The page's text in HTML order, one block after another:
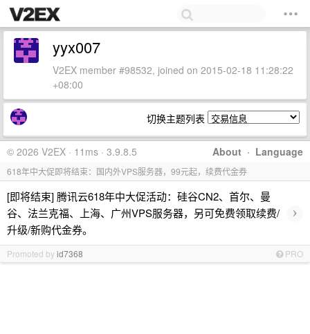
yyx007
V2EX member #98532, joined on 2015-02-18 11:28:22
+08:00
切换主题列表
About · Language
© 2026 V2EX · 11ms · 3.9.8.5
618年中大促即将结束：国内外VPS服务器，99元起，续费代金券
[即将结束] 腾讯云618年中大促活动：硅谷CN2、首尔、曼
谷、法兰克福、上海、广州VPS服务器，另可免费领取续费/
升级/新购代金券。
›
Promoted byid7368 PRO